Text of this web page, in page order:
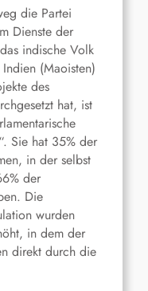
die Partei
Dienste der
indische Volk
(Maoisten)
des
hat, ist
Sie hat 35% der
in der selbst
der
Die
wurden
in dem der
direkt durch die